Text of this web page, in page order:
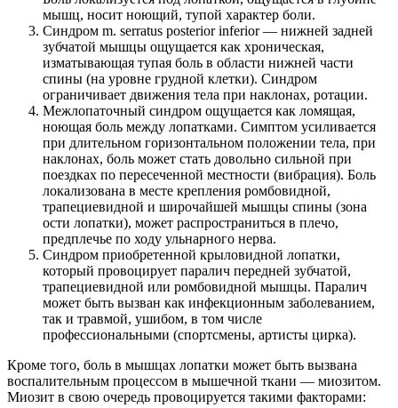
мышц, носит ноющий, тупой характер боли.
Синдром m. serratus posterior inferior — нижней задней
зубчатой мышцы ощущается как хроническая,
изматывающая тупая боль в области нижней части
спины (на уровне грудной клетки). Синдром
ограничивает движения тела при наклонах, ротации.
Межлопаточный синдром ощущается как ломящая,
ноющая боль между лопатками. Симптом усиливается
при длительном горизонтальном положении тела, при
наклонах, боль может стать довольно сильной при
поездках по пересеченной местности (вибрация). Боль
локализована в месте крепления ромбовидной,
трапециевидной и широчайшей мышцы спины (зона
ости лопатки), может распространиться в плечо,
предплечье по ходу ульнарного нерва.
Синдром приобретенной крыловидной лопатки,
который провоцирует паралич передней зубчатой,
трапециевидной или ромбовидной мышцы. Паралич
может быть вызван как инфекционным заболеванием,
так и травмой, ушибом, в том числе
профессиональными (спортсмены, артисты цирка).
Кроме того, боль в мышцах лопатки может быть вызвана
воспалительным процессом в мышечной ткани — миозитом.
Миозит в свою очередь провоцируется такими факторами: